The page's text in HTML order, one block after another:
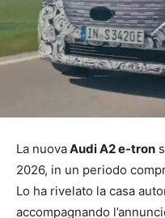
La nuovaAudi A2 e-tron
2026, in un periodo
Lo ha rivelato la casa
accompagnando